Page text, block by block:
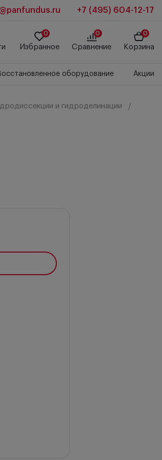
+7 (495) 604-12-17
0
Избранное
0
Сравнение
0
Корзина
оборудование Акции
и гидроделинации